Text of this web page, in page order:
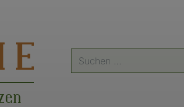
Suche
nach: